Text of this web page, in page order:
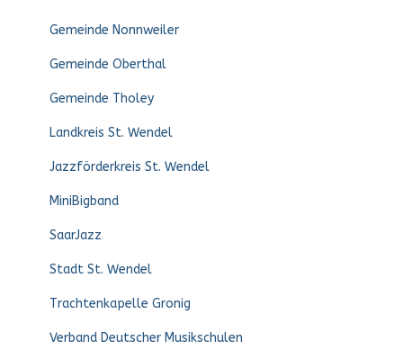
Gemeinde Nonnweiler
Gemeinde Oberthal
Gemeinde Tholey
Landkreis St. Wendel
Jazzförderkreis St. Wendel
MiniBigband
SaarJazz
Stadt St. Wendel
Trachtenkapelle Gronig
Verband Deutscher Musikschulen